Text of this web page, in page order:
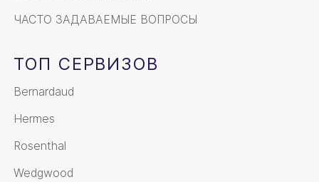
ЧАСТО ЗАДАВАЕМЫЕ ВОПРОСЫ
ТОП СЕРВИЗОВ
Bernardaud
Hermes
Rosenthal
Wedgwood